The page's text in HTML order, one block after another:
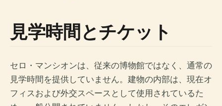
見学時間とチケット
セロ・マンシオンは、従来の博物館ではなく、通常の
見学時間を提供していません。建物の内部は、現在オ
フィスおよび外交スペースとして使用されているた